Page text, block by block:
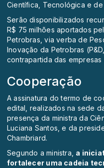
Científica, Tecnológica e
Serão disponibilizados
R$ 75 milhões aportados
Petrobras, via verba de
Inovação da Petrobras
contrapartida das empresas
Cooperação
A assinatura do termo de
edital, realizados na sede
presença da ministra da
Luciana Santos, e da
Chambriard.
Segundo a ministra, a
fortalecer uma cadeia